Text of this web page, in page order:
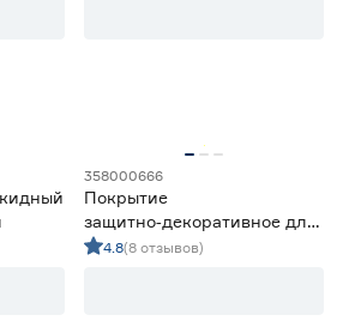
358000666
Покрытие
защитно‑декоративное для
древесины
4.8(8 отзывов)